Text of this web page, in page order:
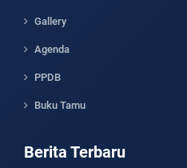
Gallery
Agenda
PPDB
Buku Tamu
Berita Terbaru